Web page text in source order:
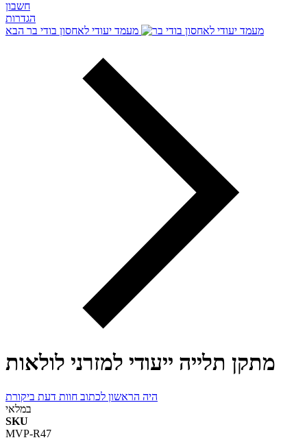
חשבון
הגדרות
מעמד יעודי לאחסון בודי בר הבא
מתקן תלייה ייעודי למזרני לולאות
היה הראשון לכתוב חוות דעת ביקורת
במלאי
SKU
MVP-R47